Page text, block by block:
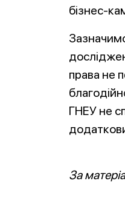
бізнес-
права не
ГНЕУ не
За